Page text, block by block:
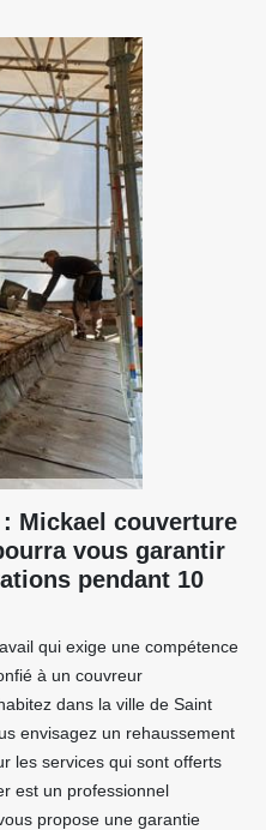
Mickael couverture
vous garantir
pendant 10
qui exige une compétence
à un couvreur
dans la ville de Saint
envisagez un rehaussement
les services qui sont offerts
est un professionnel
propose une garantie